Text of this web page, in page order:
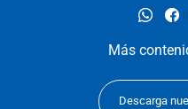
Más
Descarga